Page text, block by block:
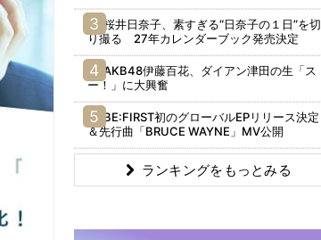
桜井日奈子、素すぎる“日奈子の１日”を切
り撮る 27年カレンダーブック発売決定
AKB48伊藤百花、ダイアン津田の生「ス
ー！」に大興奮
BE:FIRST初のグローバルEPリリース決定
＆先行曲「BRUCE WAYNE」MV公開
ランキングをもっとみる